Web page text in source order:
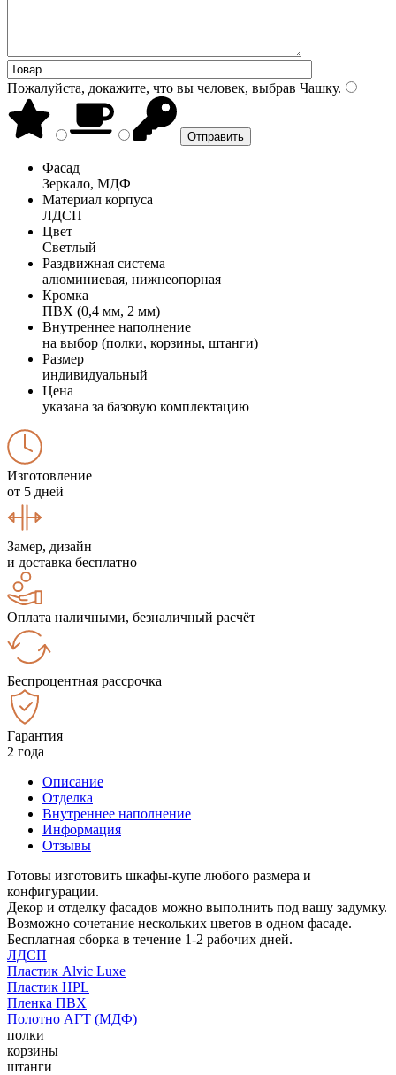
Пожалуйста, докажите, что вы человек, выбрав Чашку.
Фасад
Зеркало, МДФ
Материал корпуса
ЛДСП
Цвет
Светлый
Раздвижная система
алюминиевая, нижнеопорная
Кромка
ПВХ (0,4 мм, 2 мм)
Внутреннее наполнение
на выбор (полки, корзины, штанги)
Размер
индивидуальный
Цена
указана за базовую комплектацию
Изготовление
от 5 дней
Замер, дизайн
и доставка бесплатно
Оплата наличными, безналичный расчёт
Беспроцентная рассрочка
Гарантия
2 года
Описание
Отделка
Внутреннее наполнение
Информация
Отзывы
Готовы изготовить шкафы-купе любого размера и
конфигурации.
Декор и отделку фасадов можно выполнить под вашу задумку.
Возможно сочетание нескольких цветов в одном фасаде.
Бесплатная сборка в течение 1-2 рабочих дней.
ЛДСП
Пластик Alvic Luxe
Пластик HPL
Пленка ПВХ
Полотно АГТ (МДФ)
полки
корзины
штанги